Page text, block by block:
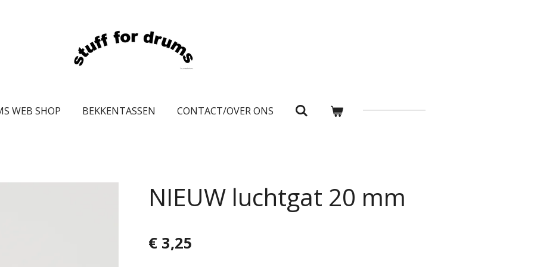
WEB SHOP BEKKENTASSEN CONTACT/OVER ONS
NIEUW luchtgat 20 mm
€ 3,25